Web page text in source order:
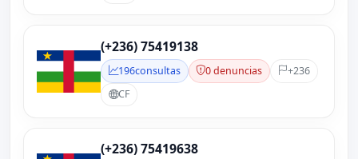
(+236) 75419138
196consultas 0 denuncias
+236
CF
(+236) 75419638